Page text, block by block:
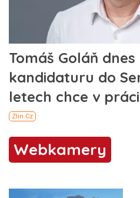
Webkamery